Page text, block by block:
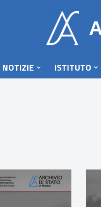
NOTIZIE ISTITUTO